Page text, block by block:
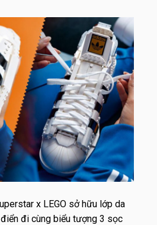
x LEGO sở hữu lớp da
đi cùng biểu tượng 3 sọc